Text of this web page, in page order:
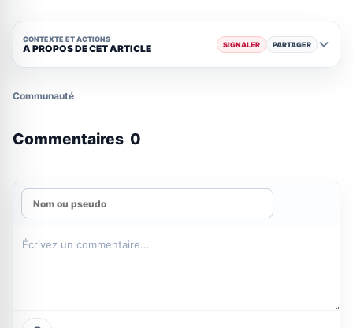
CONTEXTE ET ACTIONS
A PROPOS DE CET ARTICLE SIGNALER PARTAGER
Communauté
Commentaires 0